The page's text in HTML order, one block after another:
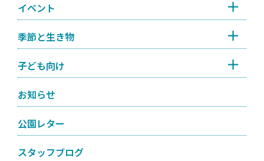
イベント
季節と生き物
子ども向け
お知らせ
公園レター
スタッフブログ